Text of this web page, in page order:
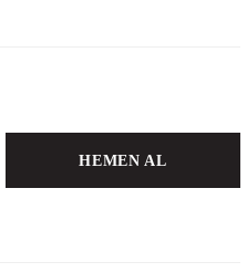
HEMEN AL